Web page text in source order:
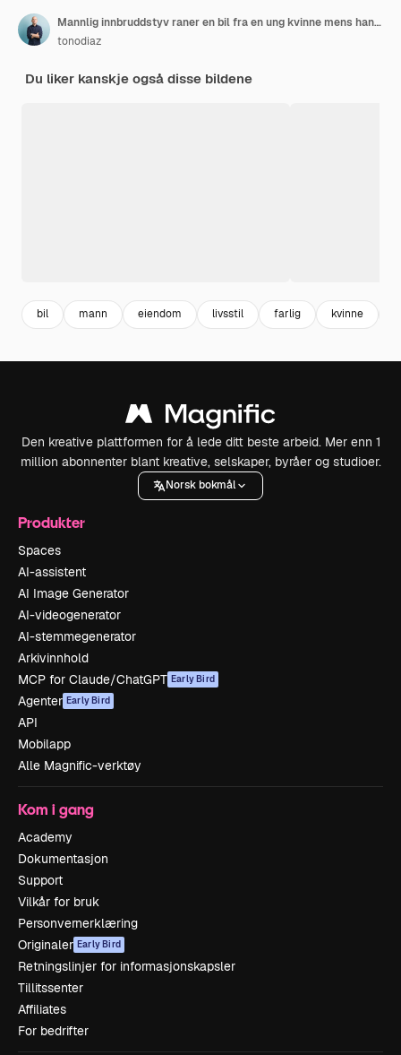
Mannlig innbruddstyv raner en bil fra en ung kvinne mens han peker en pistol mot henne
tonodiaz
Du liker kanskje også disse bildene
bil mann eiendom livsstil farlig kvinne
Den kreative plattformen for å lede ditt beste arbeid. Mer enn 1
million abonnenter blant kreative, selskaper, byråer og studioer.
Norsk bokmål
Produkter
Spaces
AI-assistent
AI Image Generator
AI-videogenerator
AI-stemmegenerator
Arkivinnhold
MCP for Claude/ChatGPT Early Bird
Agenter Early Bird
API
Mobilapp
Alle Magnific-verktøy
Kom i gang
Academy
Dokumentasjon
Support
Vilkår for bruk
Personvernerklæring
Originaler Early Bird
Retningslinjer for informasjonskapsler
Tillitssenter
Affiliates
For bedrifter